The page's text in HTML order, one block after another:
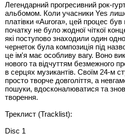
Легендарний прогресивний рок-
альбомом. Коли учасники Yes
платівки «Aurora», цей процес
початку не було жодної чіткої
які поступово знаходили один
чернеток була композиція під
це ім'я має особливу вагу. Воно
нового та відчуттям безмежного
в серцях музикантів. Своїм 24-м
просто творче довголіття, а
пошуки, вдосконалюватися та
творення.
Треклист (Tracklist):
Disc 1